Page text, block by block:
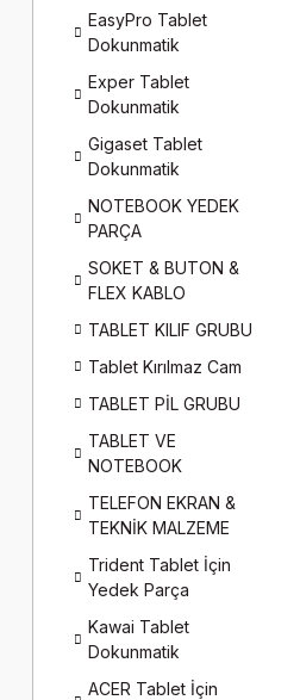
EasyPro Tablet
Dokunmatik
Exper Tablet
Dokunmatik
Gigaset Tablet
Dokunmatik
NOTEBOOK YEDEK
PARÇA
SOKET & BUTON &
FLEX KABLO
TABLET KILIF GRUBU
Tablet Kırılmaz Cam
TABLET PİL GRUBU
TABLET VE
NOTEBOOK
TELEFON EKRAN &
TEKNİK MALZEME
Trident Tablet İçin
Yedek Parça
Kawai Tablet
Dokunmatik
ACER Tablet İçin